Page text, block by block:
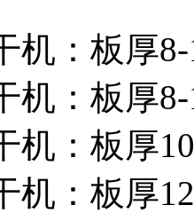
机：板厚
机：板厚
机：板厚
机：板厚